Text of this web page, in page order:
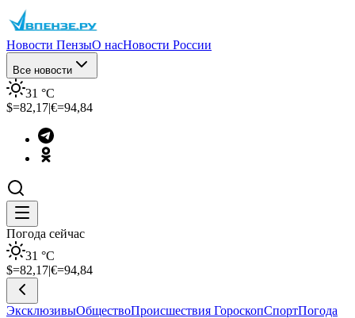
Новости ПензыО насНовости России
Все новости
31 °C
$=82,17|€=94,84
Погода сейчас
31 °C
$=82,17|€=94,84
ЭксклюзивыОбществоПроисшествия ГороскопСпортПогода